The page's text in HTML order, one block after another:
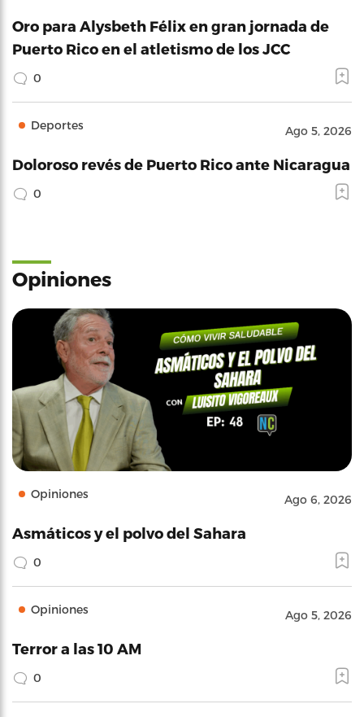
Oro para Alysbeth Félix en gran jornada de
Puerto Rico en el atletismo de los JCC
0
Deportes Ago 5, 2026
Doloroso revés de Puerto Rico ante Nicaragua
0
Opiniones
Opiniones Ago 6, 2026
Asmáticos y el polvo del Sahara
0
Opiniones Ago 5, 2026
Terror a las 10 AM
0